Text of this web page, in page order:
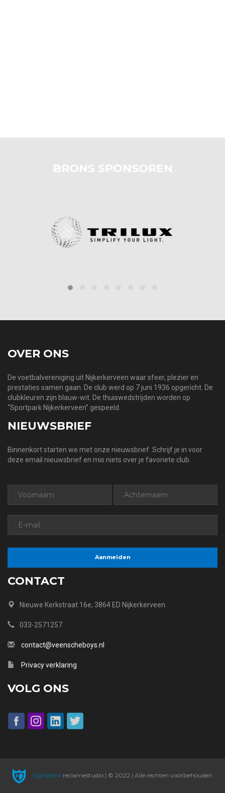
BRONS SPONSOREN
OVER ONS
De voetbalvereniging uit Nijkerkerveen waar sfeer, plezier en
prestaties samen gaan. De club werd op 7 juni 1936 opgericht. De
clubkleuren zijn blauw-wit. De thuiswedstrijden worden op
“Sportpark Nijkerkerveen” gespeeld.
NIEUWSBRIEF
Binnenkort starten we met onze nieuwsbrief. Schrijf je in voor
deze email nieuwsbrief en mis niets over je favoriete club.
CONTACT
Nieuwe Kerkstraat 16e, 3864 ED Nijkerkerveen
033-2571257
contact@veenscheboys.nl
Privacy verklaring
VOLG ONS
SigNijkerkreclamestudio | © 2022 | Alle rechten voorbehouden